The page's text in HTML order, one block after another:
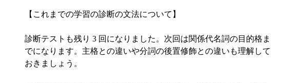
【これまでの学習の診断の文法について】
診断テストも残り 3 回になりました。次回は関係代名詞の目的格ま
でになります。主格との違いや分詞の後置修飾との違いも理解して
おきましょう。